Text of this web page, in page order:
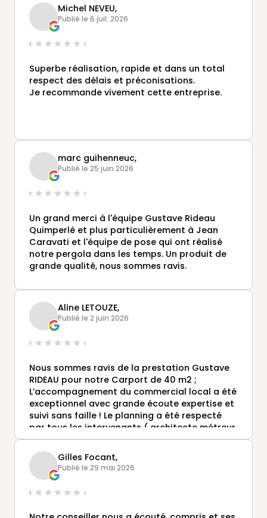
…. Il nous a fait un visuel 3D pour que nous
puissions mieux nous projeter. Une fois le devis
accepté tout s’est très vite mis en place : rdv
avec le métreur, mise à jour régulière dans
dossier, prise de rdv pour la livraison du
matériel, et enfin pose de notre pergola le
29/07/2026. Kérian nous avait dit que le
est super. Nous sommes enchantés.
Michel NEVEU,
Publié le 6 juil. 2026
Superbe réalisation, rapide et dans un total
respect des délais et préconisations.
Je recommande vivement cette entreprise.
marc guihenneuc,
Publié le 25 juin 2026
Un grand merci à l'équipe Gustave Rideau
Quimperlé et plus particulièrement à Jean
Caravati et l'équipe de pose qui ont réalisé
notre pergola dans les temps. Un produit de
grande qualité, nous sommes ravis.
Aline LETOUZE,
Publié le 2 juin 2026
Nous sommes ravis de la prestation Gustave
RIDEAU pour notre Carport de 40 m2 ;
L’accompagnement du commercial local a été
exceptionnel avec grande écoute expertise et
suivi sans faille ! Le planning a été respecté
par tous les intervenants ( architecte métreur
maçon et poseurs ) et les contacts ont été en
plus très agréables , quelle sérénité pour nous
pour un résultat qui fait l unanimité!! Un grand
bravo et un grand merci Àline et Yann LETOUZE
Gilles Focant,
Publié le 29 mai 2026